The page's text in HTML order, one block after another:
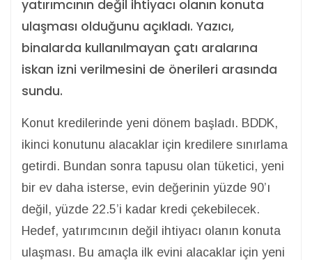
yatırımcının değil ihtiyacı olanın konuta
ulaşması olduğunu açıkladı. Yazıcı,
binalarda kullanılmayan çatı aralarına
iskan izni verilmesini de önerileri arasında
sundu.
Konut kredilerinde yeni dönem başladı. BDDK,
ikinci konutunu alacaklar için kredilere sınırlama
getirdi. Bundan sonra tapusu olan tüketici, yeni
bir ev daha isterse, evin değerinin yüzde 90’ı
değil, yüzde 22.5’i kadar kredi çekebilecek.
Hedef, yatırımcının değil ihtiyacı olanın konuta
ulaşması. Bu amaçla ilk evini alacaklar için yeni